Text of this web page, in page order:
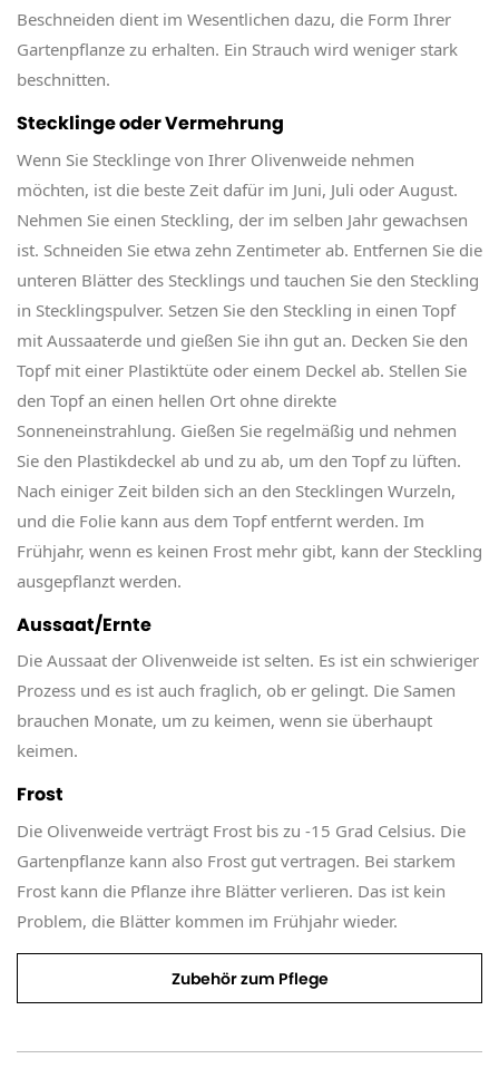
Beschneiden dient im Wesentlichen dazu, die Form Ihrer
Gartenpflanze zu erhalten. Ein Strauch wird weniger stark
beschnitten.
Stecklinge oder Vermehrung
Wenn Sie Stecklinge von Ihrer Olivenweide nehmen
möchten, ist die beste Zeit dafür im Juni, Juli oder August.
Nehmen Sie einen Steckling, der im selben Jahr gewachsen
ist. Schneiden Sie etwa zehn Zentimeter ab. Entfernen Sie die
unteren Blätter des Stecklings und tauchen Sie den Steckling
in Stecklingspulver. Setzen Sie den Steckling in einen Topf
mit Aussaaterde und gießen Sie ihn gut an. Decken Sie den
Topf mit einer Plastiktüte oder einem Deckel ab. Stellen Sie
den Topf an einen hellen Ort ohne direkte
Sonneneinstrahlung. Gießen Sie regelmäßig und nehmen
Sie den Plastikdeckel ab und zu ab, um den Topf zu lüften.
Nach einiger Zeit bilden sich an den Stecklingen Wurzeln,
und die Folie kann aus dem Topf entfernt werden. Im
Frühjahr, wenn es keinen Frost mehr gibt, kann der Steckling
ausgepflanzt werden.
Aussaat/Ernte
Die Aussaat der Olivenweide ist selten. Es ist ein schwieriger
Prozess und es ist auch fraglich, ob er gelingt. Die Samen
brauchen Monate, um zu keimen, wenn sie überhaupt
keimen.
Frost
Die Olivenweide verträgt Frost bis zu -15 Grad Celsius. Die
Gartenpflanze kann also Frost gut vertragen. Bei starkem
Frost kann die Pflanze ihre Blätter verlieren. Das ist kein
Problem, die Blätter kommen im Frühjahr wieder.
Zubehör zum Pflege